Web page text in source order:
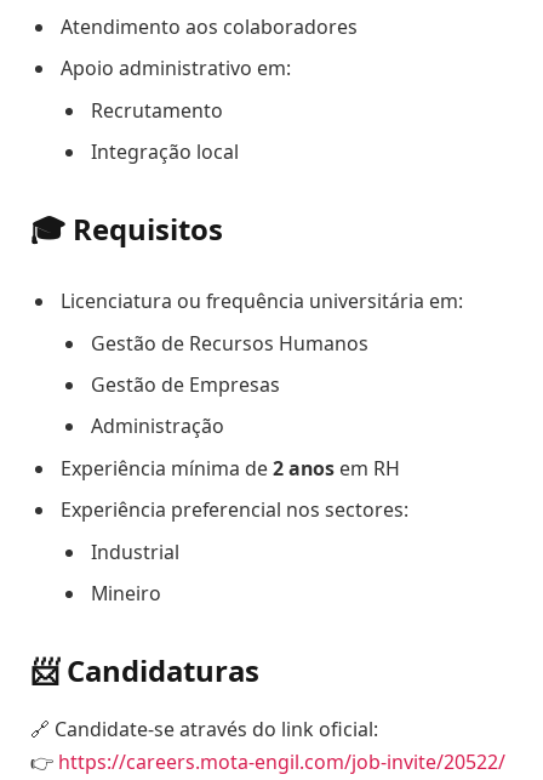
Atendimento aos colaboradores
Apoio administrativo em:
Recrutamento
Integração local
🎓 Requisitos
Licenciatura ou frequência universitária em:
Gestão de Recursos Humanos
Gestão de Empresas
Administração
Experiência mínima de2 anos em RH
Experiência preferencial nos sectores:
Industrial
Mineiro
📨 Candidaturas
🔗 Candidate-se através do link oficial:
👉 https://careers.mota-engil.com/job-invite/20522/